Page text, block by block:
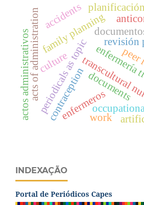
periodicals as topic revisión
transcultural
family planning
contraceptiondocuments
acts of administration
actos administrativos enfermeros
accidents
culture
work
INDEXAÇÃO
Portal de Periódicos Capes